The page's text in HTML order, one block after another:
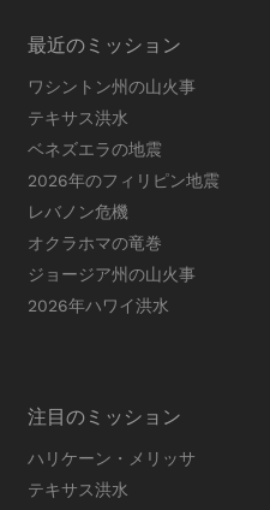
最近のミッション
ワシントン州の山火事
テキサス洪水
ベネズエラの地震
2026年のフィリピン地震
レバノン危機
オクラホマの竜巻
ジョージア州の山火事
2026年ハワイ洪水
注目のミッション
ハリケーン・メリッサ
テキサス洪水